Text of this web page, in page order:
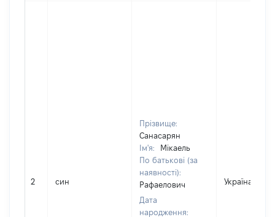
2 син
Прізвище:
Санасарян
Ім'я:
Мікаель
По батькові (за
наявності):
Рафаелович
Дата
народження:
Україна